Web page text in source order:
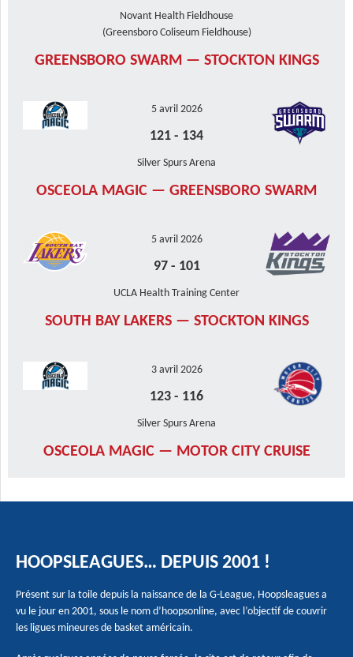
Novant Health Fieldhouse
(Greensboro Coliseum Fieldhouse)
GREENSBORO SWARM — STOCKTON KINGS
5 avril 2026
121 - 134
Silver Spurs Arena
OSCEOLA MAGIC — GREENSBORO SWARM
5 avril 2026
97- 101
UCLA Health Training Center
SOUTH BAY LAKERS — STOCKTON KINGS
3 avril 2026
123 - 116
Silver Spurs Arena
OSCEOLA MAGIC — MOTOR CITY CRUISE
HOOPSLEAGUES… DEPUIS 2001 !
Présent sur la toile depuis la naissance de la G-League, Hoopsleagues a
vu le jour en 2001, sous le nom d’hoopsonline, avec l’objectif de couvrir
les ligues mineures de basket américain.